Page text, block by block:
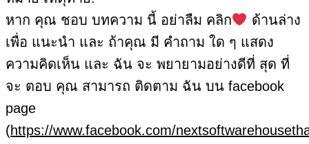
หาก คุณ ชอบ บทความ นี้ อย่าลืม คลิก
ด้านล่าง
เพื่อ แนะนำ และ ถ้าคุณ มี คำถาม ใด ๆ แสดง
ความคิดเห็น และ ฉัน จะ พยายามอย่างดีที่ สุด ที่
จะ ตอบ คุณ สามารถ ติดตาม ฉัน บน facebook
page
(https://www.facebook.com/